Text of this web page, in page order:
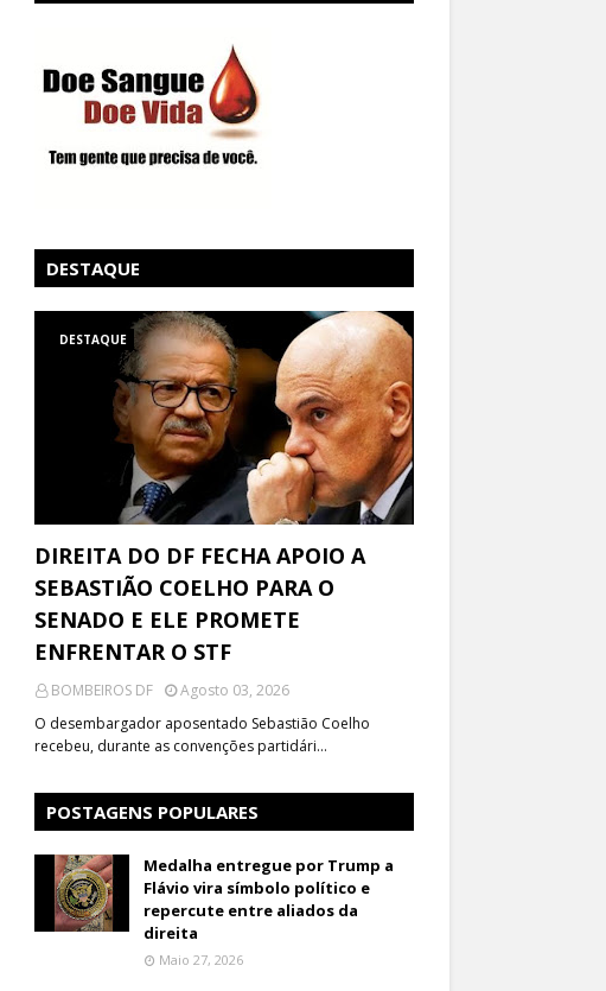
DESTAQUE
DESTAQUE
DIREITA DO DF FECHA APOIO A
SEBASTIÃO COELHO PARA O
SENADO E ELE PROMETE
ENFRENTAR O STF
BOMBEIROS DF
Agosto 03, 2026
O desembargador aposentado Sebastião Coelho
recebeu, durante as convenções partidári…
POSTAGENS POPULARES
Medalha entregue por Trump a
Flávio vira símbolo político e
repercute entre aliados da
direita
Maio 27, 2026